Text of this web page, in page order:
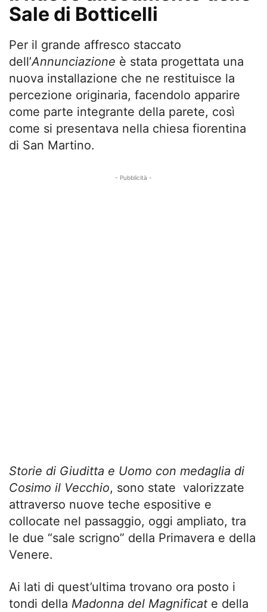
Sale di Botticelli
Per il grande affresco staccato
dell’Annunciazione è stata progettata una
nuova installazione che ne restituisce la
percezione originaria, facendolo apparire
come parte integrante della parete, così
come si presentava nella chiesa fiorentina
di San Martino.
- Pubblicità -
Storie di Giuditta e Uomo con medaglia di
Cosimo il Vecchio, sono state valorizzate
attraverso nuove teche espositive e
collocate nel passaggio, oggi ampliato, tra
le due “sale scrigno” della Primavera e della
Venere.
Ai lati di quest’ultima trovano ora posto i
tondi della Madonna del Magnificat e della